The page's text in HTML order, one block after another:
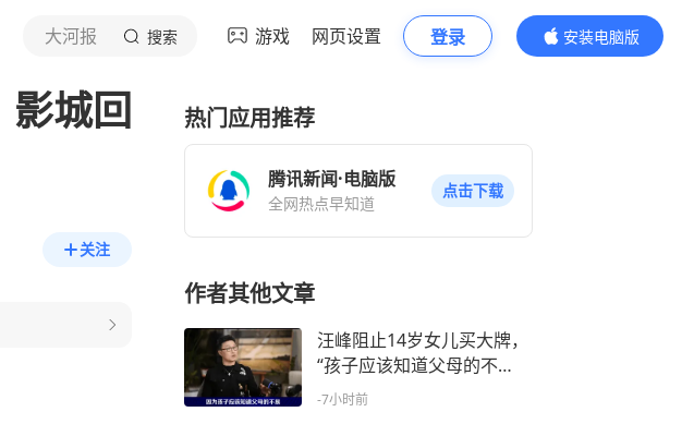
大河报 搜索 游戏 网页设置 登录
安装电脑版
内容更精彩
城回
关注
热门应用推荐
腾讯新闻·电脑版
全网热点早知道
点击下载
作者其他文章
汪峰阻止14岁女儿买大牌，
“孩子应该知道父母的不
易”，称自己买衣服80%都在
-7小时前